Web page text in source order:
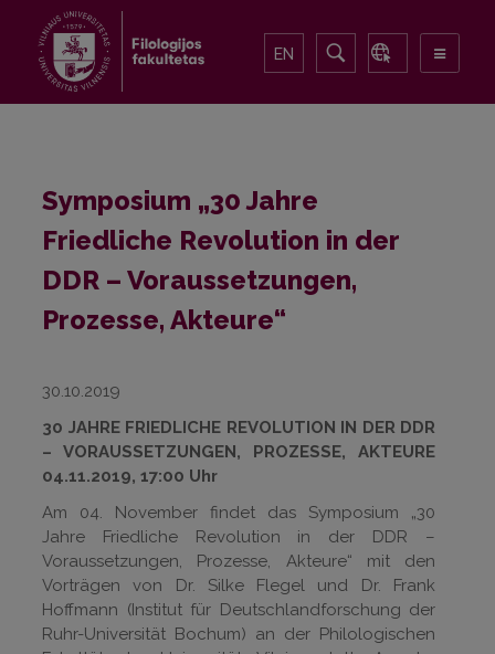
EN
Symposium „30 Jahre
Friedliche Revolution in der
DDR – Voraussetzungen,
Prozesse, Akteure“
30.10.2019
30 JAHRE FRIEDLICHE REVOLUTION IN DER DDR
– VORAUSSETZUNGEN, PROZESSE, AKTEURE
04.11.2019, 17:00 Uhr
Am 04. November findet das Symposium „30
Jahre Friedliche Revolution in der DDR –
Voraussetzungen, Prozesse, Akteure“ mit den
Vorträgen von Dr. Silke Flegel und Dr. Frank
Hoffmann (Institut für Deutschlandforschung der
Ruhr-Universität Bochum) an der Philologischen